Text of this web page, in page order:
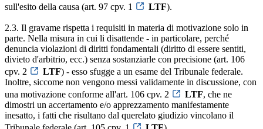
sull'esito della causa (art. 97 cpv. 1
LTF).
2.3. Il gravame rispetta i requisiti in materia di motivazione solo in
parte. Nella misura in cui li disattende - in particolare, perché
denuncia violazioni di diritti fondamentali (diritto di essere sentiti,
divieto d'arbitrio, ecc.) senza sostanziarle con precisione (art. 106
cpv. 2
LTF) - esso sfugge a un esame del Tribunale federale.
Inoltre, siccome non vengono messi validamente in discussione, con
una motivazione conforme all'art. 106 cpv. 2
LTF, che ne
dimostri un accertamento e/o apprezzamento manifestamente
inesatto, i fatti che risultano dal querelato giudizio vincolano il